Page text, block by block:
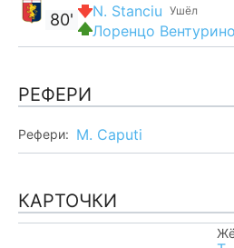
Ушёл
N. Stanciu
Лоренцо Вентурино
80'
РЕФЕРИ
Рефери: M. Caputi
КАРТОЧКИ